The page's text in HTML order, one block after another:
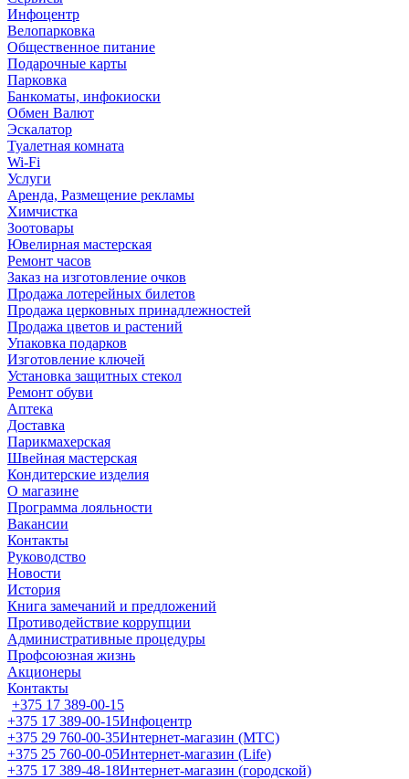
Инфоцентр
Велопарковка
Общественное питание
Подарочные карты
Парковка
Банкоматы, инфокиоски
Обмен Валют
Эскалатор
Туалетная комната
Wi-Fi
Услуги
Аренда, Размещение рекламы
Химчистка
Зоотовары
Ювелирная мастерская
Ремонт часов
Заказ на изготовление очков
Продажа лотерейных билетов
Продажа церковных принадлежностей
Продажа цветов и растений
Упаковка подарков
Изготовление ключей
Установка защитных стекол
Ремонт обуви
Аптека
Доставка
Парикмахерская
Швейная мастерская
Кондитерские изделия
О магазине
Программа лояльности
Вакансии
Контакты
Руководство
Новости
История
Книга замечаний и предложений
Противодействие коррупции
Административные процедуры
Профсоюзная жизнь
Акционеры
Контакты
+375 17 389-00-15
+375 17 389-00-15Инфоцентр
+375 29 760-00-35Интернет-магазин (МТС)
+375 25 760-00-05Интернет-магазин (Life)
+375 17 389-48-18Интернет-магазин (городской)